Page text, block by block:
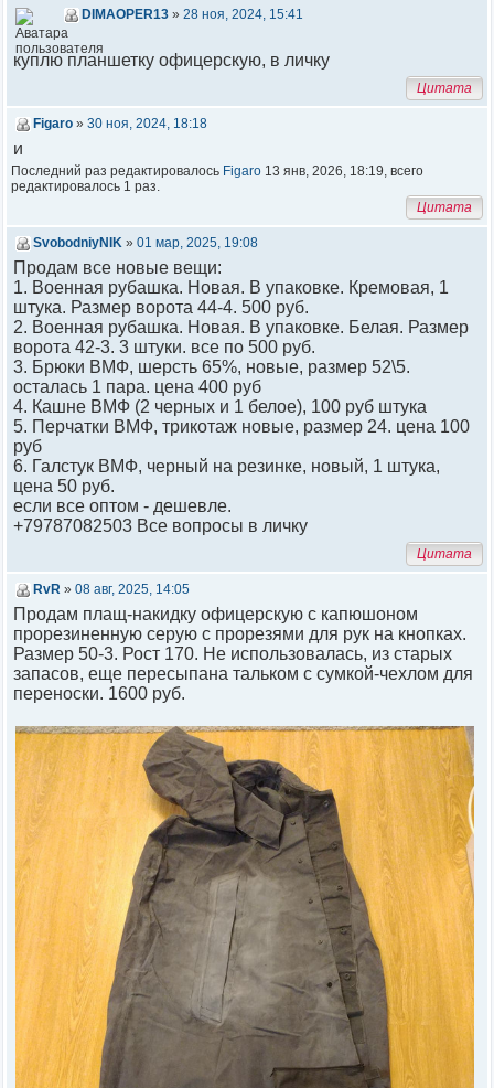
DIMAOPER13 » 28 ноя, 2024, 15:41
куплю планшетку офицерскую, в личку
Цитата
Figaro » 30 ноя, 2024, 18:18
и
Последний раз редактировалось Figaro 13 янв, 2026, 18:19, всего
редактировалось 1 раз.
Цитата
SvobodniyNIK » 01 мар, 2025, 19:08
Продам все новые вещи:
1. Военная рубашка. Новая. В упаковке. Кремовая, 1
штука. Размер ворота 44-4. 500 руб.
2. Военная рубашка. Новая. В упаковке. Белая. Размер
ворота 42-3. 3 штуки. все по 500 руб.
3. Брюки ВМФ, шерсть 65%, новые, размер 52\5.
осталась 1 пара. цена 400 руб
4. Кашне ВМФ (2 черных и 1 белое), 100 руб штука
5. Перчатки ВМФ, трикотаж новые, размер 24. цена 100
руб
6. Галстук ВМФ, черный на резинке, новый, 1 штука,
цена 50 руб.
если все оптом - дешевле.
+79787082503 Все вопросы в личку
Цитата
RvR » 08 авг, 2025, 14:05
Продам плащ-накидку офицерскую с капюшоном
прорезиненную серую с прорезями для рук на кнопках.
Размер 50-3. Рост 170. Не использовалась, из старых
запасов, еще пересыпана тальком с сумкой-чехлом для
переноски. 1600 руб.